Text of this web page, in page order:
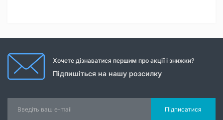
Хочете дізнаватися першим про акції і знижки?
Підпишіться на нашу розсилку
Підписатися